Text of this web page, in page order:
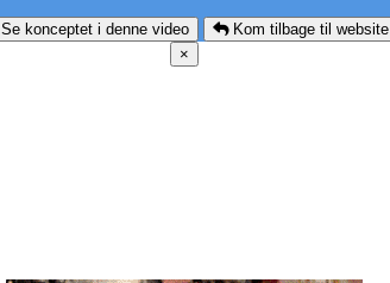
Se konceptet i denne video
Kom tilbage til website
×